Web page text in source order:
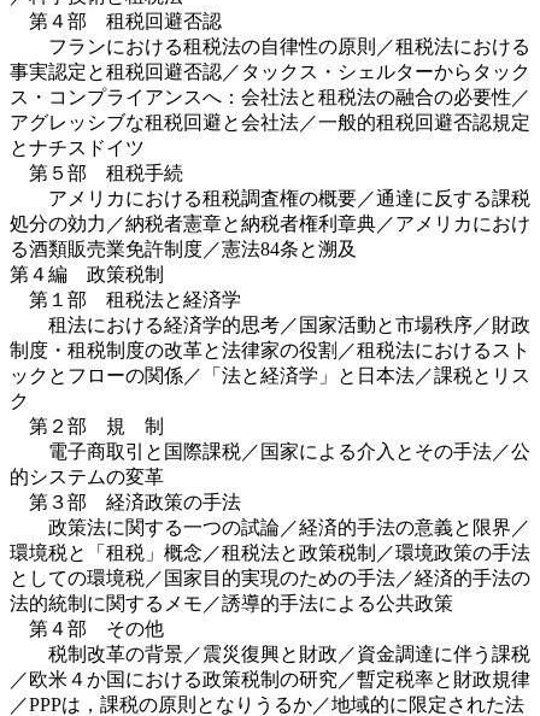
第４部 租税回避否認
フランにおける租税法の自律性の原則／租税法における
事実認定と租税回避否認／タックス・シェルターからタック
ス・コンプライアンスへ：会社法と租税法の融合の必要性／
アグレッシブな租税回避と会社法／一般的租税回避否認規定
とナチスドイツ
第５部 租税手続
アメリカにおける租税調査権の概要／通達に反する課税
処分の効力／納税者憲章と納税者権利章典／アメリカにおけ
る酒類販売業免許制度／憲法84条と溯及
第４編 政策税制
第１部 租税法と経済学
租法における経済学的思考／国家活動と市場秩序／財政
制度・租税制度の改革と法律家の役割／租税法におけるスト
ックとフローの関係／「法と経済学」と日本法／課税とリス
ク
第２部 規 制
電子商取引と国際課税／国家による介入とその手法／公
的システムの変革
第３部 経済政策の手法
政策法に関する一つの試論／経済的手法の意義と限界／
環境税と「租税」概念／租税法と政策税制／環境政策の手法
としての環境税／国家目的実現のための手法／経済的手法の
法的統制に関するメモ／誘導的手法による公共政策
第４部 その他
税制改革の背景／震災復興と財政／資金調達に伴う課税
／欧米４か国における政策税制の研究／暫定税率と財政規律
／PPPは，課税の原則となりうるか／地域的に限定された法